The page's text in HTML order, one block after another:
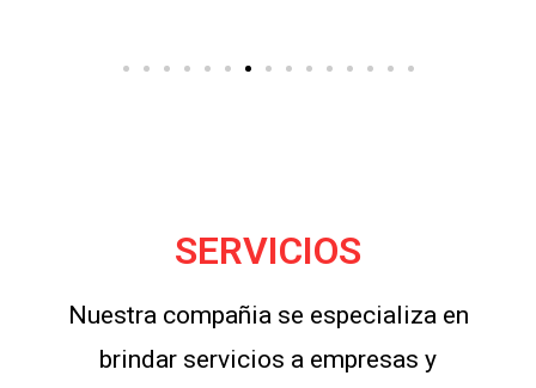
SERVICIOS
Nuestra compañia se especializa en
brindar servicios a empresas y